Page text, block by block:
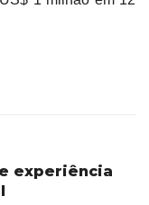
experiência